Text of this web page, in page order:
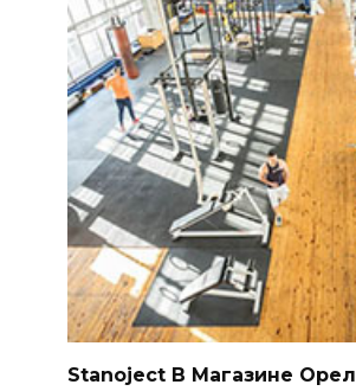
Stanoject В Магазине Орел